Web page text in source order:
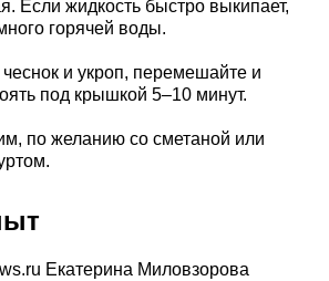
Если жидкость быстро выкипает,
горячей воды.
и укроп, перемешайте и
под крышкой 5–10 минут.
по желанию со сметаной или
Екатерина Миловзорова